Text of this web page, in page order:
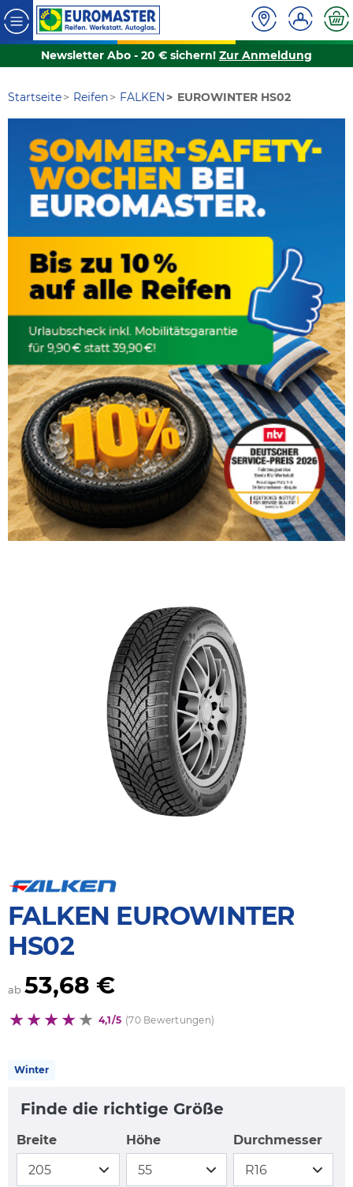
Newsletter Abo - 20 € sichern! Zur Anmeldung
Startseite Reifen FALKEN EUROWINTER HS02
FALKEN EUROWINTER
HS02
ab 53,68 €
4,1/5 (70 Bewertungen)
Winter
Finde die richtige Größe
Breite Höhe Durchmesser